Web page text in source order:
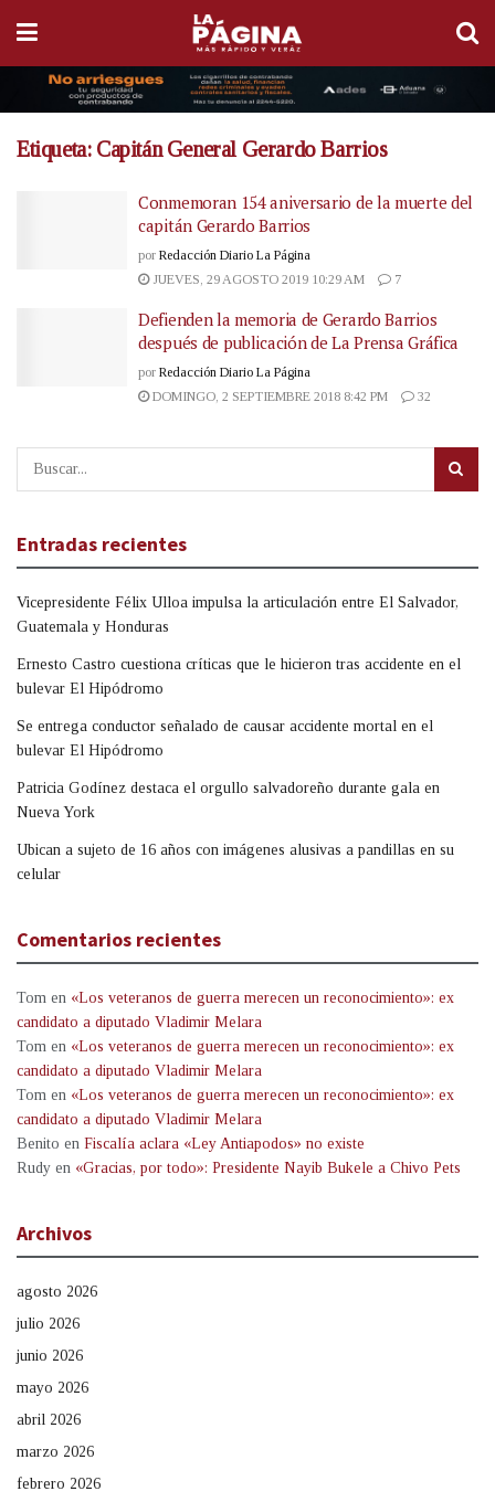
Etiqueta: Capitán General Gerardo Barrios
Conmemoran 154 aniversario de la muerte del
capitán Gerardo Barrios
por Redacción Diario La Página
JUEVES, 29 AGOSTO 2019 10:29 AM
7
Defienden la memoria de Gerardo Barrios
después de publicación de La Prensa Gráfica
por Redacción Diario La Página
DOMINGO, 2 SEPTIEMBRE 2018 8:42 PM
32
Entradas recientes
Vicepresidente Félix Ulloa impulsa la articulación entre El Salvador,
Guatemala y Honduras
Ernesto Castro cuestiona críticas que le hicieron tras accidente en el
bulevar El Hipódromo
Se entrega conductor señalado de causar accidente mortal en el
bulevar El Hipódromo
Patricia Godínez destaca el orgullo salvadoreño durante gala en
Nueva York
Ubican a sujeto de 16 años con imágenes alusivas a pandillas en su
celular
Comentarios recientes
Tom en «Los veteranos de guerra merecen un reconocimiento»: ex
candidato a diputado Vladimir Melara
Tom en «Los veteranos de guerra merecen un reconocimiento»: ex
candidato a diputado Vladimir Melara
Tom en «Los veteranos de guerra merecen un reconocimiento»: ex
candidato a diputado Vladimir Melara
Benito en Fiscalía aclara «Ley Antiapodos» no existe
Rudy en «Gracias, por todo»: Presidente Nayib Bukele a Chivo Pets
Archivos
agosto 2026
julio 2026
junio 2026
mayo 2026
abril 2026
marzo 2026
febrero 2026